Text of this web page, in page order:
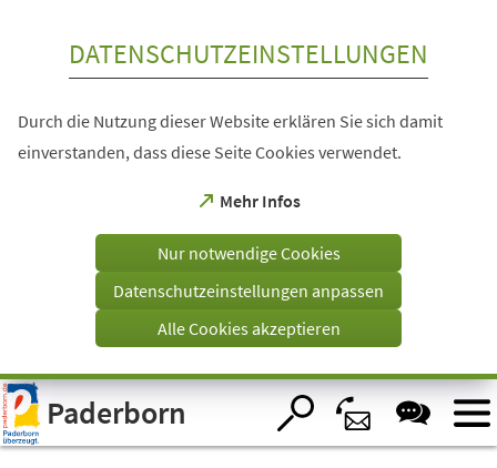
Visuelle
Assistenzsoftware
öffnen.
DATENSCHUTZEINSTELLUNGEN
Durch die Nutzung dieser Website erklären Sie sich damit
einverstanden, dass diese Seite Cookies verwendet.
Mehr Infos
(Öffnet
einem
Tab)
Nur notwendige Cookies
Datenschutzeinstellungen anpassen
Alle Cookies akzeptieren
Paderborn